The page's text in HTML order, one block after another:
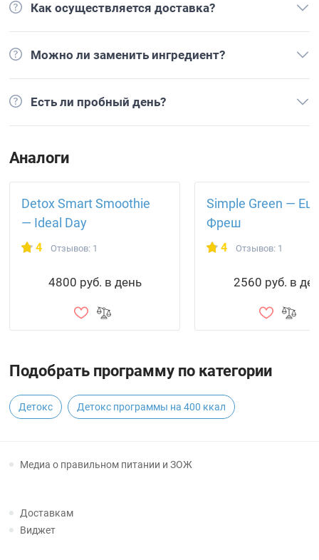
Как осуществляется доставка?
Можно ли заменить ингредиент?
Есть ли пробный день?
Аналоги
Detox Smart Smoothie
— Ideal Day
4 Отзывов: 1
4800 руб. в день
Simple Green —
Фреш
4 Отзывов: 1
2560 руб. в
Подобрать программу по категории
Детокс Детокс программы на 400 ккал
Медиа о правильном питании и ЗОЖ
Доставкам
Виджет